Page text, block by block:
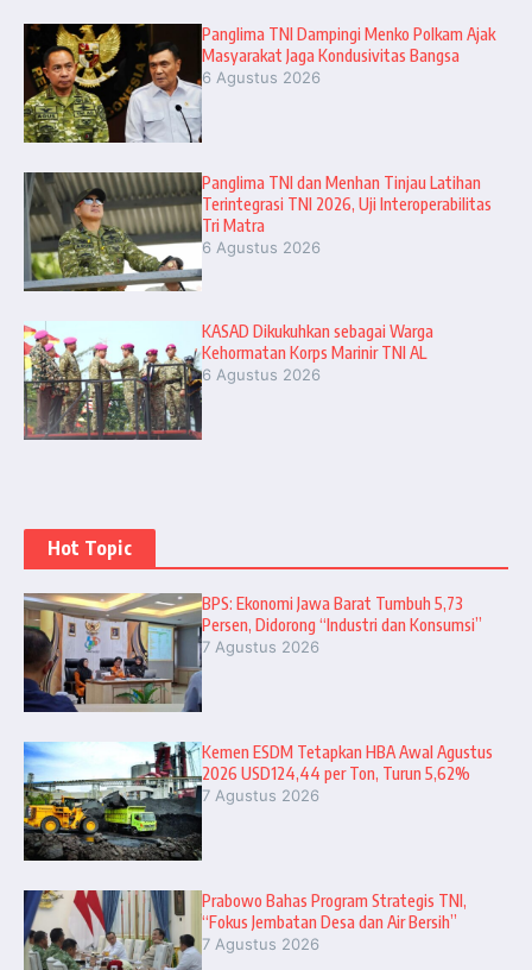
Panglima TNI Dampingi Menko Polkam Ajak
Masyarakat Jaga Kondusivitas Bangsa
6 Agustus 2026
Panglima TNI dan Menhan Tinjau Latihan
Terintegrasi TNI 2026, Uji Interoperabilitas
Tri Matra
6 Agustus 2026
KASAD Dikukuhkan sebagai Warga
Kehormatan Korps Marinir TNI AL
6 Agustus 2026
Hot Topic
BPS: Ekonomi Jawa Barat Tumbuh 5,73
Persen, Didorong “Industri dan Konsumsi”
7 Agustus 2026
Kemen ESDM Tetapkan HBA Awal Agustus
2026 USD124,44 per Ton, Turun 5,62%
7 Agustus 2026
Prabowo Bahas Program Strategis TNI,
“Fokus Jembatan Desa dan Air Bersih”
7 Agustus 2026